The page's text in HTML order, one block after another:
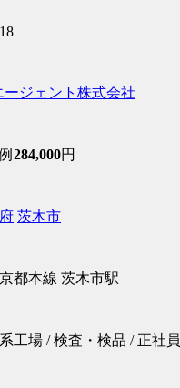
ージェント株式会社
284,000円
茨木市
都本線 茨木市駅
工場 / 検査・検品 / 正社員